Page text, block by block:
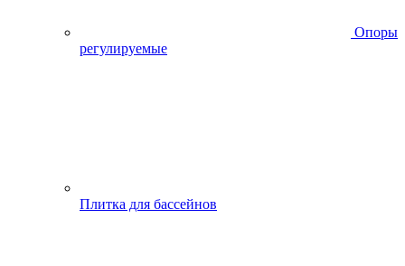
Опоры
регулируемые
Плитка для бассейнов